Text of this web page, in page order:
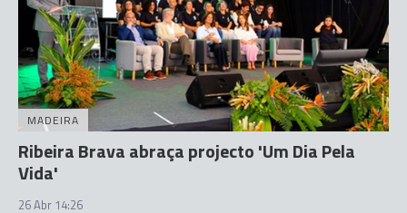
MADEIRA
Ribeira Brava abraça projecto 'Um Dia Pela
Vida'
26 Abr 14:26